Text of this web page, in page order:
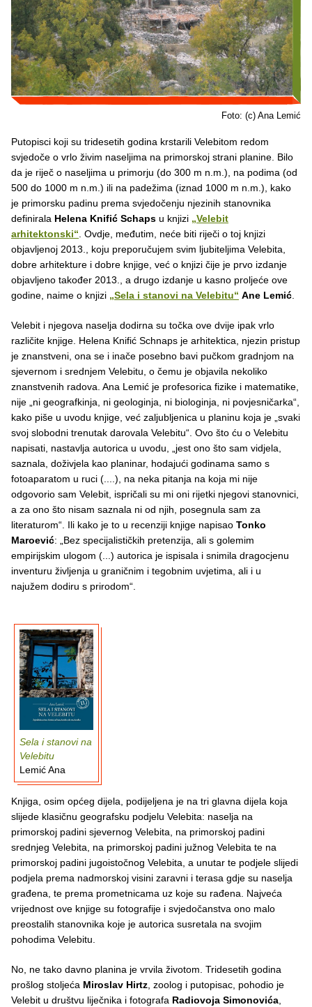
Foto: (c) Ana Lemić
Putopisci koji su tridesetih godina krstarili Velebitom redom
svjedoče o vrlo živim naseljima na primorskoj strani planine. Bilo
da je riječ o naseljima u primorju (do 300 m n.m.), na podima (od
500 do 1000 m n.m.) ili na padežima (iznad 1000 m n.m.), kako
je primorsku padinu prema svjedočenju njezinih stanovnika
definirala Helena Knifić Schaps u knjizi „Velebit
arhitektonski“. Ovdje, međutim, neće biti riječi o toj knjizi
objavljenoj 2013., koju preporučujem svim ljubiteljima Velebita,
dobre arhitekture i dobre knjige, već o knjizi čije je prvo izdanje
objavljeno također 2013., a drugo izdanje u kasno proljeće ove
godine, naime o knjizi „Sela i stanovi na Velebitu“ Ane Lemić.
Velebit i njegova naselja dodirna su točka ove dvije ipak vrlo
različite knjige. Helena Knifić Schnaps je arhitektica, njezin pristup
je znanstveni, ona se i inače posebno bavi pučkom gradnjom na
sjevernom i srednjem Velebitu, o čemu je objavila nekoliko
znanstvenih radova. Ana Lemić je profesorica fizike i matematike,
nije „ni geografkinja, ni geologinja, ni biologinja, ni povjesničarka“,
kako piše u uvodu knjige, već zaljubljenica u planinu koja je „svaki
svoj slobodni trenutak darovala Velebitu“. Ovo što ću o Velebitu
napisati, nastavlja autorica u uvodu, „jest ono što sam vidjela,
saznala, doživjela kao planinar, hodajući godinama samo s
fotoaparatom u ruci (....), na neka pitanja na koja mi nije
odgovorio sam Velebit, ispričali su mi oni rijetki njegovi stanovnici,
a za ono što nisam saznala ni od njih, posegnula sam za
literaturom“. Ili kako je to u recenziji knjige napisao Tonko
Maroević: „Bez specijalističkih pretenzija, ali s golemim
empirijskim ulogom (...) autorica je ispisala i snimila dragocjenu
inventuru življenja u graničnim i tegobnim uvjetima, ali i u
najužem dodiru s prirodom“.
Sela i stanovi na
Velebitu
Lemić Ana
Knjiga, osim općeg dijela, podijeljena je na tri glavna dijela koja
slijede klasičnu geografsku podjelu Velebita: naselja na
primorskoj padini sjevernog Velebita, na primorskoj padini
srednjeg Velebita, na primorskoj padini južnog Velebita te na
primorskoj padini jugoistočnog Velebita, a unutar te podjele slijedi
podjela prema nadmorskoj visini zaravni i terasa gdje su naselja
građena, te prema prometnicama uz koje su rađena. Najveća
vrijednost ove knjige su fotografije i svjedočanstva ono malo
preostalih stanovnika koje je autorica susretala na svojim
pohodima Velebitu.
No, ne tako davno planina je vrvila životom. Tridesetih godina
prošlog stoljeća Miroslav Hirtz , zoolog i putopisac, pohodio je
Velebit u društvu liječnika i fotografa Radiovoja Simonovića